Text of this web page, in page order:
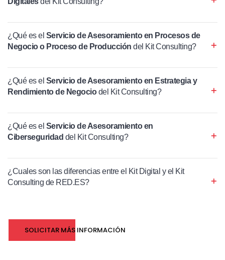
¿Qué es el Servicio de Asesoramiento en Procesos de
Negocio o Proceso de Producción del Kit Consulting?
¿Qué es el Servicio de Asesoramiento en Estrategia y
Rendimiento de Negociodel Kit Consulting?
¿Qué es el Servicio de Asesoramiento en
Ciberseguridad del Kit Consulting?
¿Cuales son las diferencias entre el Kit Digital y el Kit
Consulting de RED.ES?
SOLICITAR MÁS INFORMACIÓN